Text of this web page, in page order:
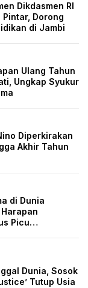
Dikdasmen RI
Dorong
di Jambi
Ulang Tahun
Ungkap Syukur
Diperkirakan
Akhir Tahun
di Dunia
Picu
Dunia, Sosok
Tutup Usia